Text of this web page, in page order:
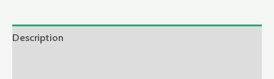
Description